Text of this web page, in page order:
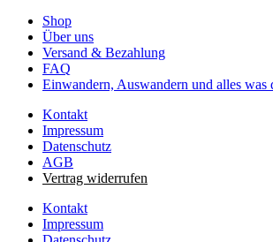
Shop
Über uns
Versand & Bezahlung
FAQ
Einwandern, Auswandern und alles was
Kontakt
Impressum
Datenschutz
AGB
Vertrag widerrufen
Kontakt
Impressum